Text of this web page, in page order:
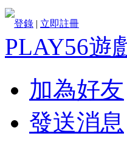
登錄 | 立即註冊
PLAY56遊
加為好友
發送消息